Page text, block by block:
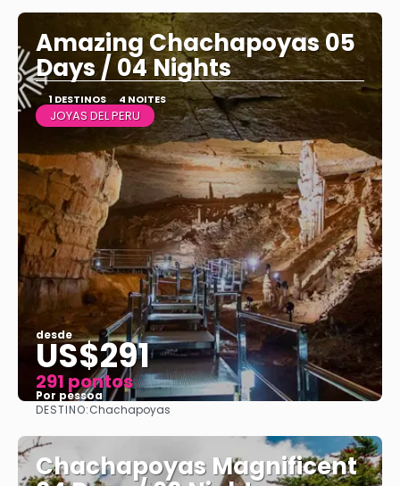
Amazing Chachapoyas 05
Days / 04 Nights
1 DESTINOS 4 NOITES
JOYAS DEL PERU
desde
US$291
291 pontos
Por pessoa
DESTINO:Chachapoyas
Chachapoyas Magnificent